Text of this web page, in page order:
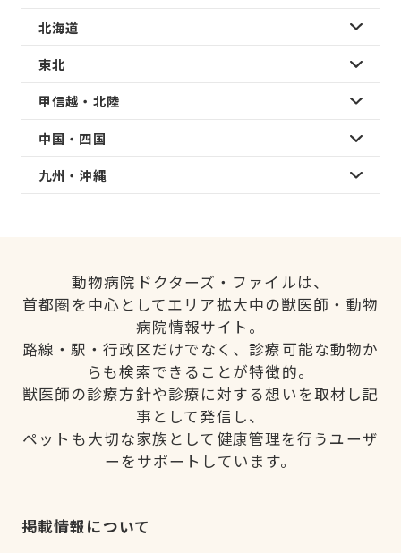
北海道
東北
甲信越・北陸
中国・四国
九州・沖縄
動物病院ドクターズ・ファイルは、
首都圏を中心としてエリア拡大中の獣医師・動物
病院情報サイト。
路線・駅・行政区だけでなく、診療可能な動物か
らも検索できることが特徴的。
獣医師の診療方針や診療に対する想いを取材し記
事として発信し、
ペットも大切な家族として健康管理を行うユーザ
ーをサポートしています。
掲載情報について